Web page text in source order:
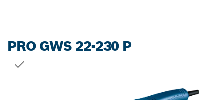
PRO GWS 22-230 P